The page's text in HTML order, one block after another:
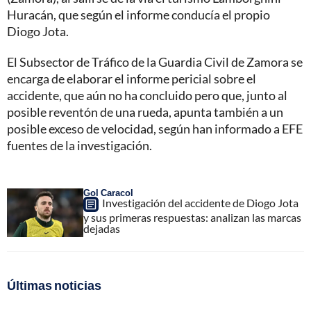
Huracán, que según el informe conducía el propio
Diogo Jota.
El Subsector de Tráfico de la Guardia Civil de Zamora se
encarga de elaborar el informe pericial sobre el
accidente, que aún no ha concluido pero que, junto al
posible reventón de una rueda, apunta también a un
posible exceso de velocidad, según han informado a EFE
fuentes de la investigación.
Gol Caracol
Investigación del accidente de Diogo Jota
y sus primeras respuestas: analizan las marcas
dejadas
Últimas noticias